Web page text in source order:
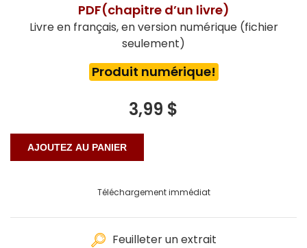
PDF(chapitre d’un livre)
Livre en français, en version numérique (fichier
seulement)
Produit numérique!
3,99 $
Téléchargement immédiat
Feuilleter un extrait